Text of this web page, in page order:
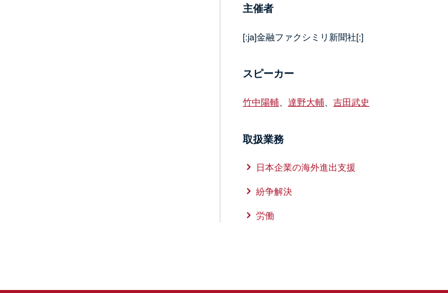
主催者
[:ja]金融ファクシミリ新聞社[:]
スピーカー
竹中陽輔 、達野大輔 、吉田武史
取扱業務
日本企業の海外進出支援
紛争解決
労働